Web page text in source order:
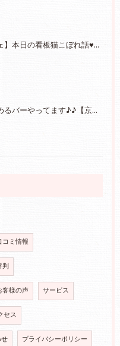
【猫がいるカフェ】本日の看板猫こぼれ話♥【京都/二条】
夜はゆっくり飲めるバーやってます♪♪【京都/二条】
コミ情報
判
客様の声 サービス
セス
プライバシーポリシー